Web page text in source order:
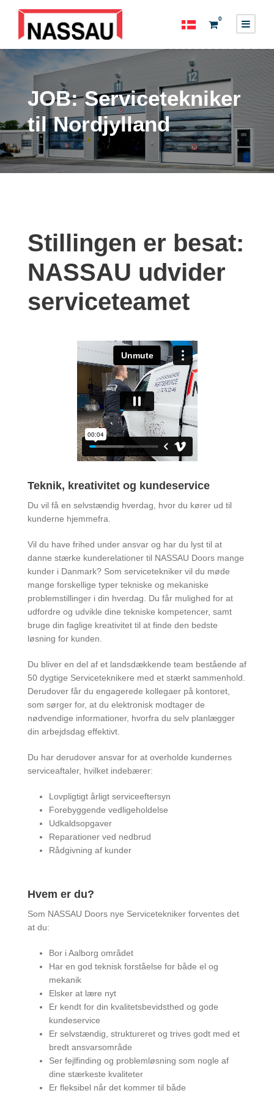
0
JOB: Servicetekniker
til Nordjylland
Stillingen er besat:
NASSAU udvider
serviceteamet
Teknik, kreativitet og kundeservice
Du vil få en selvstændig hverdag, hvor du kører ud til
kunderne hjemmefra.
Vil du have frihed under ansvar og har du lyst til at
danne stærke kunderelationer til NASSAU Doors mange
kunder i Danmark? Som servicetekniker vil du møde
mange forskellige typer tekniske og mekaniske
problemstillinger i din hverdag. Du får mulighed for at
udfordre og udvikle dine tekniske kompetencer, samt
bruge din faglige kreativitet til at finde den bedste
løsning for kunden.
Du bliver en del af et landsdækkende team bestående af
50 dygtige Serviceteknikere med et stærkt sammenhold.
Derudover får du engagerede kollegaer på kontoret,
som sørger for, at du elektronisk modtager de
nødvendige informationer, hvorfra du selv planlægger
din arbejdsdag effektivt.
Du har derudover ansvar for at overholde kundernes
serviceaftaler, hvilket indebærer:
Lovpligtigt årligt serviceeftersyn
Forebyggende vedligeholdelse
Udkaldsopgaver
Reparationer ved nedbrud
Rådgivning af kunder
Hvem er du?
Som NASSAU Doors nye Servicetekniker forventes det
at du:
Bor i Aalborg området
Har en god teknisk forståelse for både el og
mekanik
Elsker at lære nyt
Er kendt for din kvalitetsbevidsthed og gode
kundeservice
Er selvstændig, struktureret og trives godt med et
bredt ansvarsområde
Ser fejlfinding og problemløsning som nogle af
dine stærkeste kvaliteter
Er fleksibel når det kommer til både